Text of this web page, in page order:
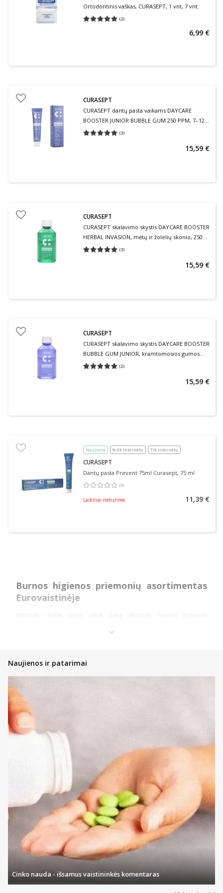
Ortodontinis vaškas, CURASEPT, 1 vnt, 7 vnt.
(2)
Vidutinis įvertinimas 5.00
6,99 €
CURASEPT
CURASEPT dantų pasta vaikams DAYCARE
BOOSTER JUNIOR BUBBLE GUM 250 PPM, 7–12
m., 50 ml
(3)
Vidutinis įvertinimas 5.00
15,59 €
CURASEPT
CURASEPT skalavimo skystis DAYCARE BOOSTER
HERBAL INVASION, mėtų ir žolelių skonio, 250
ml
(3)
Vidutinis įvertinimas 5.00
15,59 €
CURASEPT
CURASEPT skalavimo skystis DAYCARE BOOSTER
BUBBLE GUM JUNIOR, kramtomosios gumos
skonio, 250 ml(2)
Vidutinis įvertinimas 5.00
15,59 €
Naujiena % tik internetu Tik internetu
CURASEPT
Dantų pasta Prevent 75ml Curasept, 75 ml
(0)
Vidutinis įvertinimas 0.00
Laikinai neturime 11,39 €
Burnos higienos priemonių asortimentas
Eurovaistinėje
Internetu galite įsigyti labai daug skirtingų burnos higienos
pagrindinė ir kiekvieno naudojama higienos priemonė.
tačiau ir būtent jums tinkančių pastų. Turime jautriems
dantims, jautrioms dantenoms bei vaikams pritaikytų
arba jautrumą mažinantį poveikį.
dantų higienos priemonė arba net būtinas naudoti
preparatas po procedūrų, operacijų. Kai kuriuos skalavimo
skysčius ar putas galima vartoti ir po rūkymo, valgių ar
gėrimų, norint gaivesnio burnos kvapo.
Dantų šepetėliai ir irigatoriai
Čia galite įsigyti tiek įprastus dantų šepetėlius, tiek jų rinkinius,
elektrinius modelius ar galvutes jiems. Rinkdamiesi dantų šepetėlį,
atkreipkite dėmesį į jo šerelių kietumą. Jautrių dantų savininkams
reikėtų prioritetą teikti prekėms su švelnesniais šereliais.
Burnos irigatorius – įrankis, kuris padeda išvalyti tarpdančius ir
sunkiai pasiekiamas burnos ertmės vietas bei net gali padėti dantis
balinti.
Protezų ir plokštelių valymo priemonės
Dantų protezams ir plokštelėms taip pat reikia nemažai priežiūros.
Rinkitės iš daugybės skirtingų fiksuojančių ir lipnių kremų, tablečių
Naujienos ir patarimai
Cinko nauda - išsamus vaistininkės komentaras